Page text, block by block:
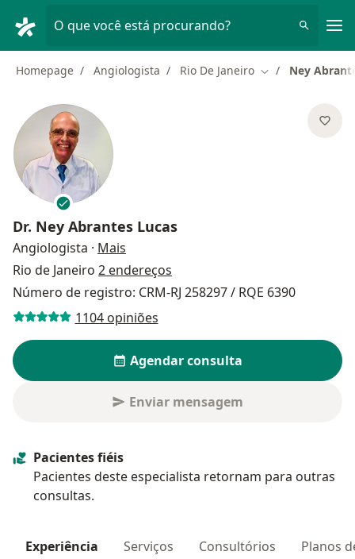
O que você está procurando?
Homepage Angiologista Rio De Janeiro Mudar de cidade
Ney
Dr. Ney Abrantes Lucas
Angiologista · Mais
Rio de Janeiro 2 endereços
Número de registro: CRM-RJ 258297 / RQE 6390
1104 opiniões
Agendar consulta
Enviar mensagem
Pacientes fiéis
Pacientes deste especialista retornam para outras
consultas.
Experiência Serviços Consultórios Planos